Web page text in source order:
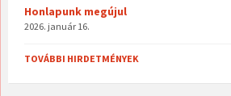
Honlapunk megújul
2026. január 16.
TOVÁBBI HIRDETMÉNYEK